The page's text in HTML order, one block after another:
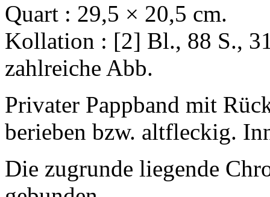
Quart : 29,5 × 20,5 cm.
Kollation : [2] Bl., 88 S.,
zahlreiche Abb.
Privater Pappband mit
berieben bzw. altfleckig.
Die zugrunde liegende